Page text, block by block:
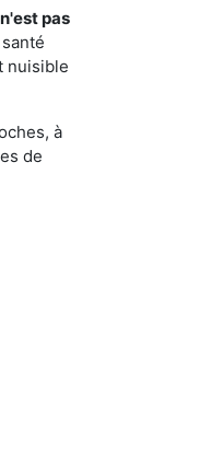
pas
nuisible
à
de